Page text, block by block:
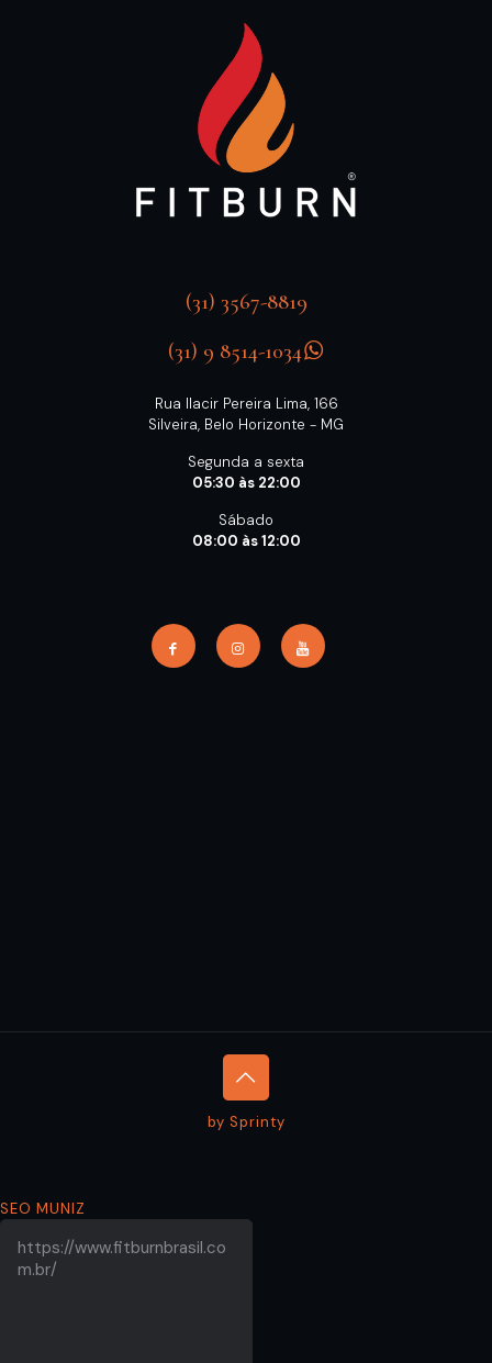
(31) 3567-8819
(31) 9 8514-1034
Rua Ilacir Pereira Lima, 166
Silveira, Belo Horizonte - MG
Segunda a sexta
05:30 às 22:00
Sábado
08:00 às 12:00
by Sprinty
SEO MUNIZ